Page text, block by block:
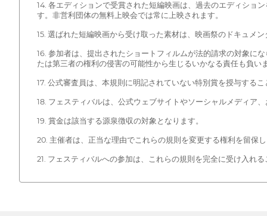
14. 各エディションで受賞された短編映画は、過去のエディショ
す。非営利団体の無料上映会では常に上映されます。
15. 選ばれた短編映画から受け取った素材は、映画祭のドキュメ
16. 参加者は、提出されたショートフィルムが法的請求の対象に
たは第三者の権利の侵害の可能性から生じるいかなる責任も負い
17. 公式審査員は、本規則に明記されていない特別賞を授与する
18. フェスティバルは、公式ウェブサイトやソーシャルメディア
19. 賞金は該当する源泉徴収の対象となります。
20. 主催者は、正当な理由でこれらの規則を変更する権利を留保
21. フェスティバルへの参加は、これらの規則を完全に受け入れ